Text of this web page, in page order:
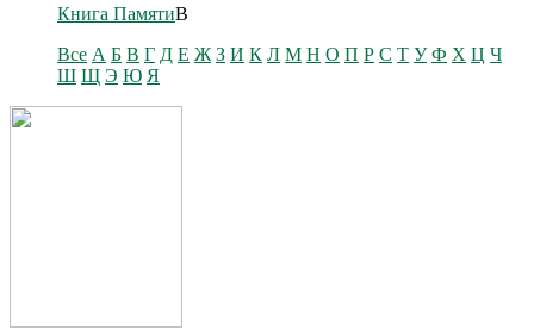
Книга ПамятиВ
Все А Б В Г Д Е Ж З И К Л М Н О П Р С Т У Ф Х Ц Ч
Ш Щ Э Ю Я